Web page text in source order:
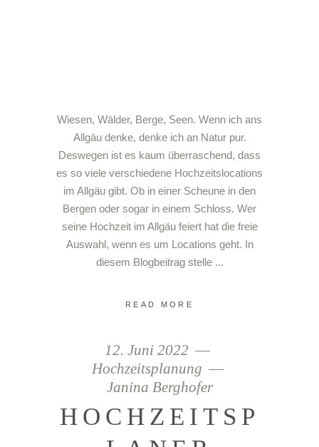
Wiesen, Wälder, Berge, Seen. Wenn ich ans
Allgäu denke, denke ich an Natur pur.
Deswegen ist es kaum überraschend, dass
es so viele verschiedene Hochzeitslocations
im Allgäu gibt. Ob in einer Scheune in den
Bergen oder sogar in einem Schloss. Wer
seine Hochzeit im Allgäu feiert hat die freie
Auswahl, wenn es um Locations geht. In
diesem Blogbeitrag stelle
READ MORE
12. Juni 2022
Hochzeitsplanung
Janina Berghofer
HOCHZEITSP